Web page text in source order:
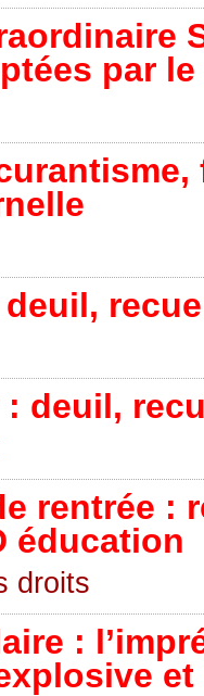
par
deuil,
: deuil,
rentrée :
éducation
droits
: